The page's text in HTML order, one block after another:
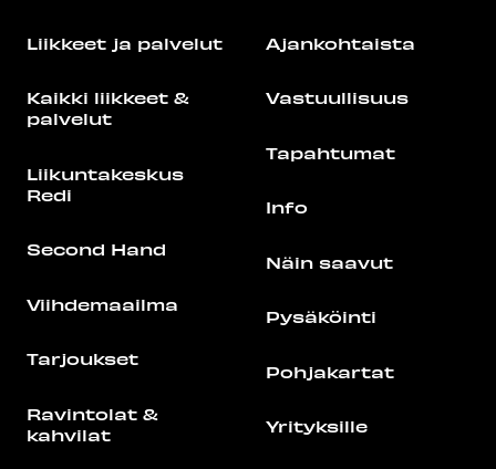
Liikkeet ja palvelut
Kaikki liikkeet &
palvelut
Liikuntakeskus
Redi
Second Hand
Viihdemaailma
Tarjoukset
Ravintolat &
kahvilat
Ajankohtaista
Vastuullisuus
Tapahtumat
Info
Näin saavut
Pysäköinti
Pohjakartat
Yrityksille